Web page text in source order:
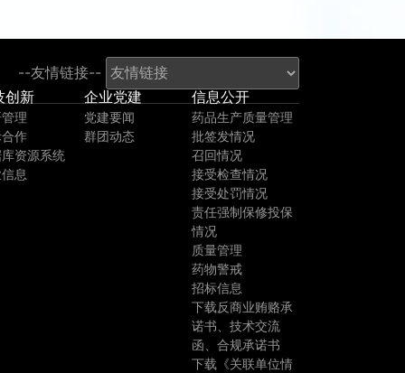
--友情链接--
创新
理
作
资源系统
息
企业党建
党建要闻
群团动态
信息公开
药品生产质量管理
批签发情况
召回情况
接受检查情况
接受处罚情况
责任强制保修投保
情况
质量管理
药物警戒
招标信息
下载反商业贿赂承
诺书、技术交流
函、合规承诺书
下载《关联单位情